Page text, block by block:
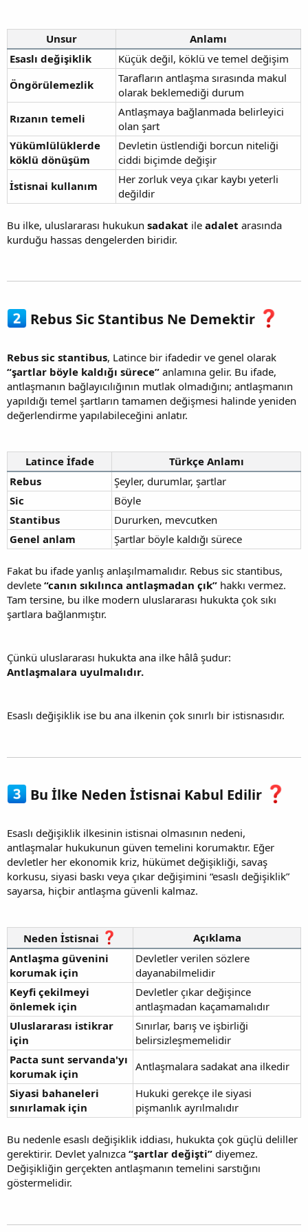
Unsur
Anlamı
Esaslı değişiklik
Küçük değil, köklü ve temel değişim
Öngörülemezlik
Tarafların antlaşma sırasında makul
olarak beklemediği durum
Rızanın temeli
Antlaşmaya bağlanmada belirleyici
olan şart
Yükümlülüklerde
köklü dönüşüm
Devletin üstlendiği borcun niteliği
ciddi biçimde değişir
İstisnai kullanım
Her zorluk veya çıkar kaybı yeterli
değildir
Bu ilke, uluslararası hukukun sadakat ile adalet arasında
kurduğu hassas dengelerden biridir.
Rebus Sic Stantibus Ne Demektir
Rebus sic stantibus, Latince bir ifadedir ve genel olarak
“şartlar böyle kaldığı sürece” anlamına gelir. Bu ifade,
antlaşmanın bağlayıcılığının mutlak olmadığını; antlaşmanın
yapıldığı temel şartların tamamen değişmesi halinde yeniden
değerlendirme yapılabileceğini anlatır.
Latince İfade
Türkçe Anlamı
Rebus
Şeyler, durumlar, şartlar
Sic
Böyle
Stantibus
Dururken, mevcutken
Genel anlam
Şartlar böyle kaldığı sürece
Fakat bu ifade yanlış anlaşılmamalıdır. Rebus sic stantibus,
devlete “canın sıkılınca antlaşmadan çık” hakkı vermez.
Tam tersine, bu ilke modern uluslararası hukukta çok sıkı
şartlara bağlanmıştır.
Çünkü uluslararası hukukta ana ilke hâlâ şudur:
Antlaşmalara uyulmalıdır.
Esaslı değişiklik ise bu ana ilkenin çok sınırlı bir istisnasıdır.
Bu İlke Neden İstisnai Kabul Edilir
Esaslı değişiklik ilkesinin istisnai olmasının nedeni,
antlaşmalar hukukunun güven temelini korumaktır. Eğer
devletler her ekonomik kriz, hükümet değişikliği, savaş
korkusu, siyasi baskı veya çıkar değişimini “esaslı değişiklik”
sayarsa, hiçbir antlaşma güvenli kalmaz.
Neden İstisnai
Açıklama
Antlaşma güvenini
korumak için
Devletler verilen sözlere
dayanabilmelidir
Keyfi çekilmeyi
önlemek için
Devletler çıkar değişince
antlaşmadan kaçamamalıdır
Uluslararası istikrar
için
Sınırlar, barış ve işbirliği
belirsizleşmemelidir
Pacta sunt servanda'yı
korumak için
Antlaşmalara sadakat ana ilkedir
Siyasi bahaneleri
sınırlamak için
Hukuki gerekçe ile siyasi
pişmanlık ayrılmalıdır
Bu nedenle esaslı değişiklik iddiası, hukukta çok güçlü deliller
gerektirir. Devlet yalnızca “şartlar değişti” diyemez.
Değişikliğin gerçekten antlaşmanın temelini sarstığını
göstermelidir.